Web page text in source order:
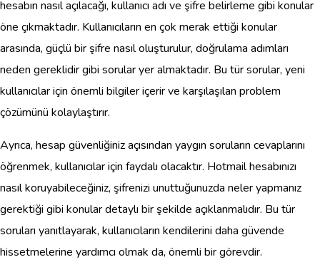
hesabın nasıl açılacağı, kullanıcı adı ve şifre belirleme gibi konular
öne çıkmaktadır. Kullanıcıların en çok merak ettiği konular
arasında, güçlü bir şifre nasıl oluşturulur, doğrulama adımları
neden gereklidir gibi sorular yer almaktadır. Bu tür sorular, yeni
kullanıcılar için önemli bilgiler içerir ve karşılaşılan problem
çözümünü kolaylaştırır.
Ayrıca, hesap güvenliğiniz açısından yaygın soruların cevaplarını
öğrenmek, kullanıcılar için faydalı olacaktır. Hotmail hesabınızı
nasıl koruyabileceğiniz, şifrenizi unuttuğunuzda neler yapmanız
gerektiği gibi konular detaylı bir şekilde açıklanmalıdır. Bu tür
soruları yanıtlayarak, kullanıcıların kendilerini daha güvende
hissetmelerine yardımcı olmak da, önemli bir görevdir.